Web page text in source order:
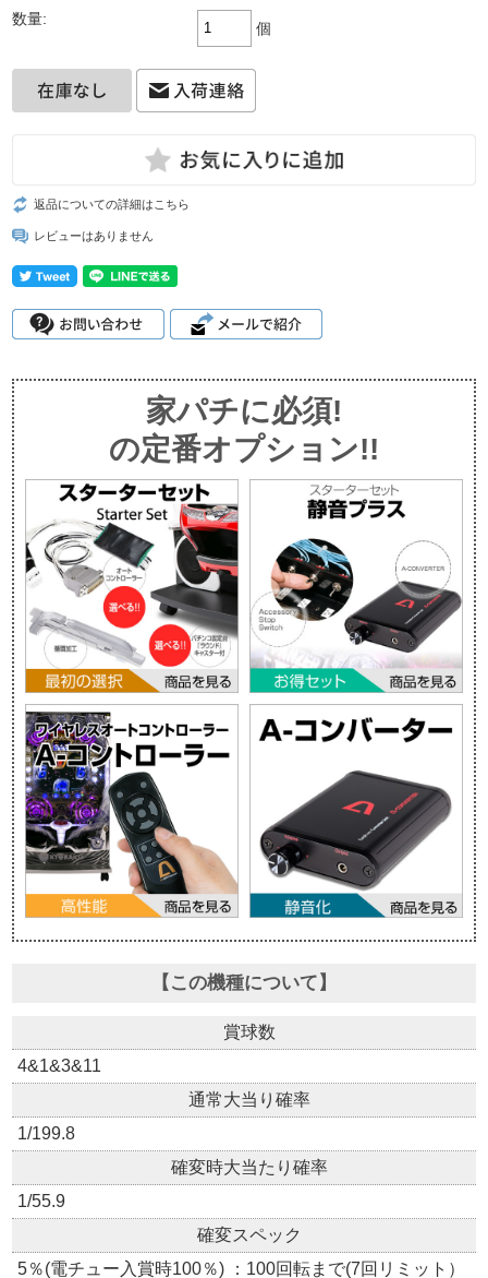
数量:
個
返品についての詳細はこちら
レビューはありません
家パチに必須!
の定番オプション!!
【この機種について】
賞球数
4&1&3&11
通常大当り確率
1/199.8
確変時大当たり確率
1/55.9
確変スペック
5％(電チュー入賞時100％) ：100回転まで(7回リミット）